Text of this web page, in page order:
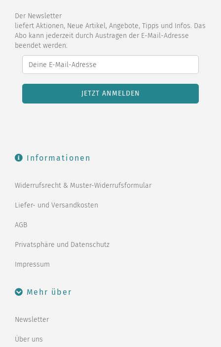
Der Newsletter
liefert Aktionen, Neue Artikel, Angebote, Tipps und Infos. Das
Abo kann jederzeit durch Austragen der E-Mail-Adresse
beendet werden.
Informationen
Widerrufsrecht & Muster-Widerrufsformular
Liefer- und Versandkosten
AGB
Privatsphäre und Datenschutz
Impressum
Mehr über
Newsletter
Über uns